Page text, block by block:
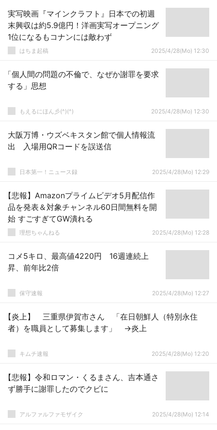
実写映画『マインクラフト』日本での初週
末興収は約5.9億円！洋画実写オープニング
1位になるもコナンには敵わず
はちま起稿 2025/4/28(Mo) 12:30
「個人間の問題の不倫で、なぜか謝罪を要求
する」思想
もえるにほん彡(^)(^) 2025/4/28(Mo) 12:30
大阪万博・ウズベキスタン館で個人情報流
出 入場用QRコードを誤送信
日本第一！ニュース録 2025/4/28(Mo) 12:29
【悲報】Amazonプライムビデオ5月配信作
品を発表＆対象チャンネル60日間無料を開
始 すごすぎてGW潰れる
理想ちゃんねる 2025/4/28(Mo) 12:28
コメ5キロ、最高値4220円 16週連続上
昇、前年比2倍
保守速報 2025/4/28(Mo) 12:27
【炎上】 三重県伊賀市さん 「在日朝鮮人（特別永住
者）を職員として募集します」 →炎上
キムチ速報 2025/4/28(Mo) 12:20
【悲報】令和ロマン・くるまさん、吉本通さ
ず勝手に謝罪したのでクビに
アルファルファモザイク 2025/4/28(Mo) 12:14